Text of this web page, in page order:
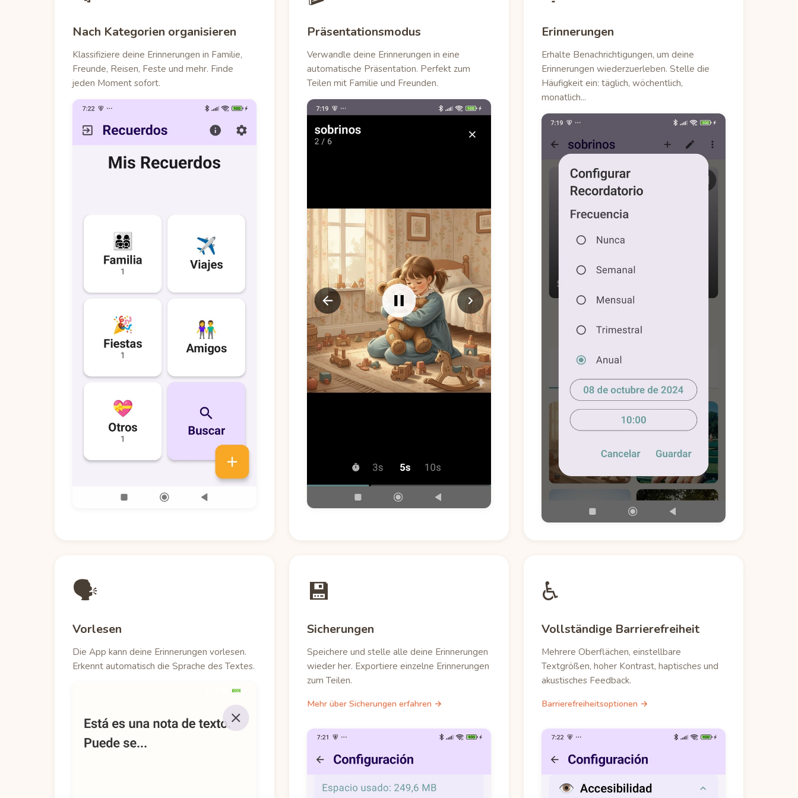
Nach Kategorien organisieren
Klassifiziere deine Erinnerungen in Familie,
Freunde, Reisen, Feste und mehr. Finde
jeden Moment sofort.
Präsentationsmodus
Verwandle deine Erinnerungen in eine
automatische Präsentation. Perfekt zum
Teilen mit Familie und Freunden.
Erinnerungen
Erhalte Benachrichtigungen, um deine
Erinnerungen wiederzuerleben. Stelle die
Häufigkeit ein: täglich, wöchentlich,
monatlich...
🗣️
Vorlesen
Die App kann deine Erinnerungen vorlesen.
Erkennt automatisch die Sprache des Textes.
💾
Sicherungen
Speichere und stelle alle deine Erinnerungen
wieder her. Exportiere einzelne Erinnerungen
zum Teilen.
Mehr über Sicherungen erfahren →
♿
Vollständige Barrierefreiheit
Mehrere Oberflächen, einstellbare
Textgrößen, hoher Kontrast, haptisches und
akustisches Feedback.
Barrierefreiheitsoptionen →